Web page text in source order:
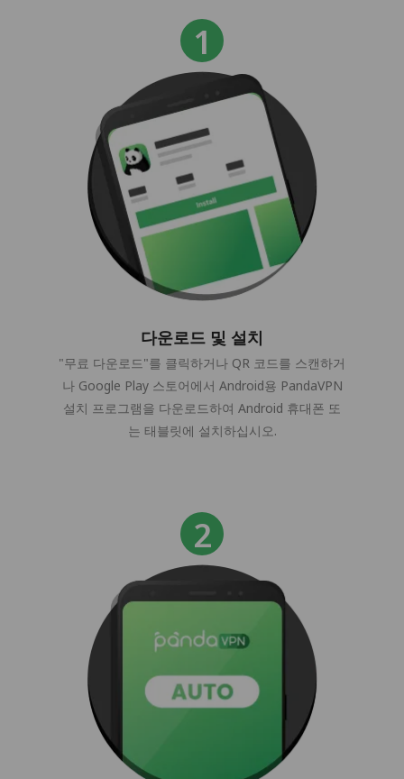
다운로드 및 설치
"무료 다운로드"를 클릭하거나 QR 코드를 스캔하거
나 Google Play 스토어에서 Android용 PandaVPN
설치 프로그램을 다운로드하여 Android 휴대폰 또
는 태블릿에 설치하십시오.